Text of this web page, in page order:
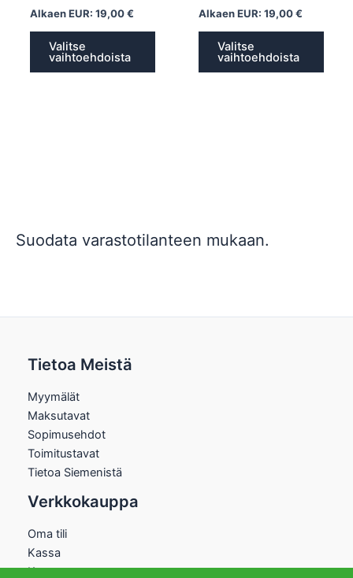
Suodata varastotilanteen mukaan.
Alkaen EUR: 19,00€
Valitse
vaihtoehdoista
Alkaen EUR: 19,00€
Valitse
vaihtoehdoista
Tietoa Meistä
Myymälät
Maksutavat
Sopimusehdot
Toimitustavat
Tietoa Siemenistä
Verkkokauppa
Oma tili
Kassa
Kauppa